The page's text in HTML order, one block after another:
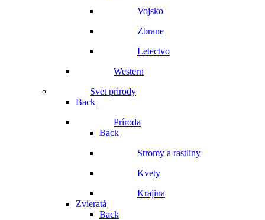
Vojsko
Zbrane
Letectvo
Western
Svet prírody
Back
Príroda
Back
Stromy a rastliny
Kvety
Krajina
Zvieratá
Back